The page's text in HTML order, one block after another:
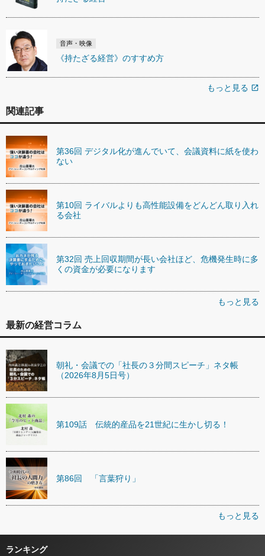
音声・映像
《持たざる経営》のすすめ方
もっと見る open_in_new
関連記事
第36回 デジタル化が進んでいて、会議資料に紙を使わ
ない
第10回 ライバルよりも高性能設備をどんどん取り入れ
る会社
第32回 売上回収期間が長い会社ほど、危機発生時に多
くの資金が必要になります
もっと見る
最新の経営コラム
朝礼・会議での「社長の３分間スピーチ」ネタ帳
（2026年8月5日号）
第109話 伝統的産品を21世紀に生かし切る！
第86回 「言葉狩り」
もっと見る
ランキング